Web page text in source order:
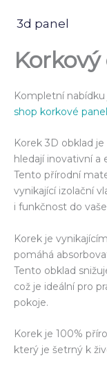
3d panel
Kompletní
shop korkové
Korek 3D obklad
hledají inovativní a
Tento přírodní
vynikající izolační
i funkčnost do
Korek je
pomáhá
Tento obklad
což je ideální pro
pokoje.
Korek je 100%
který je šetrný k